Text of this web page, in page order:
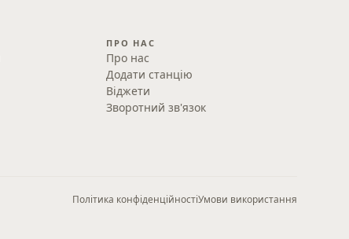
ПРО НАС
Про нас
Додати станцію
Віджети
Зворотний зв'язок
Політика конфіденційностіУмови використання